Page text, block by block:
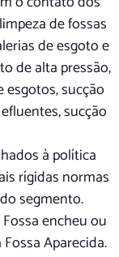
de fossas
de esgoto e
de alta pressão,
sucção
sucção
à política
rígidas normas
segmento.
encheu ou
Aparecida.